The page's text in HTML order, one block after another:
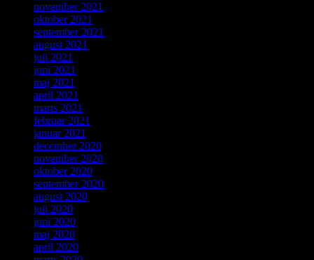
november 2021
oktober 2021
september 2021
august 2021
juli 2021
juni 2021
maj 2021
april 2021
marts 2021
februar 2021
januar 2021
december 2020
november 2020
oktober 2020
september 2020
august 2020
juli 2020
juni 2020
maj 2020
april 2020